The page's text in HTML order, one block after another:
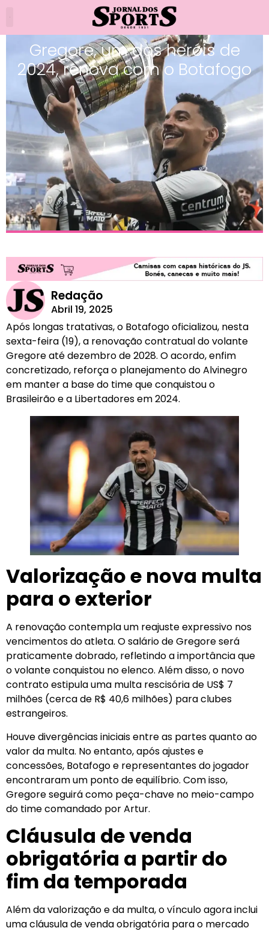
Gregore, um dos heróis de
2024, renova com o Botafogo
Redação
Abril 19, 2025
Após longas tratativas, o Botafogo oficializou, nesta
sexta-feira (19), a renovação contratual do volante
Gregore até dezembro de 2028. O acordo, enfim
concretizado, reforça o planejamento do Alvinegro
em manter a base do time que conquistou o
Brasileirão e a Libertadores em 2024.
Valorização e nova multa
para o exterior
A renovação contempla um reajuste expressivo nos
vencimentos do atleta. O salário de Gregore será
praticamente dobrado, refletindo a importância que
o volante conquistou no elenco. Além disso, o novo
contrato estipula uma multa rescisória de US$ 7
milhões (cerca de R$ 40,6 milhões) para clubes
estrangeiros.
Houve divergências iniciais entre as partes quanto ao
valor da multa. No entanto, após ajustes e
concessões, Botafogo e representantes do jogador
encontraram um ponto de equilíbrio. Com isso,
Gregore seguirá como peça-chave no meio-campo
do time comandado por Artur.
Cláusula de venda
obrigatória a partir do
fim da temporada
Além da valorização e da multa, o vínculo agora inclui
uma cláusula de venda obrigatória para o mercado